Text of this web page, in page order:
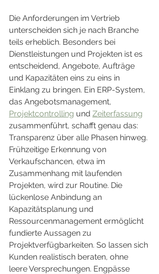
Die Anforderungen im Vertrieb
unterscheiden sich je nach Branche
teils erheblich. Besonders bei
Dienstleistungen und Projekten ist es
entscheidend, Angebote, Aufträge
und Kapazitäten eins zu eins in
Einklang zu bringen. Ein ERP-System,
das Angebotsmanagement,
Projektcontrolling und Zeiterfassung
zusammenführt, schafft genau das:
Transparenz über alle Phasen hinweg.
Frühzeitige Erkennung von
Verkaufschancen, etwa im
Zusammenhang mit laufenden
Projekten, wird zur Routine. Die
lückenlose Anbindung an
Kapazitätsplanung und
Ressourcenmanagement ermöglicht
fundierte Aussagen zu
Projektverfügbarkeiten. So lassen sich
Kunden realistisch beraten, ohne
leere Versprechungen. Engpässe